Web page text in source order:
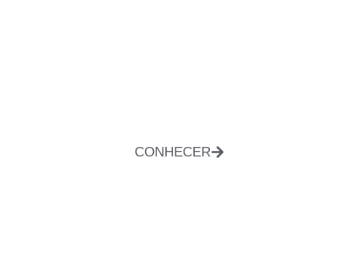
CONHECER